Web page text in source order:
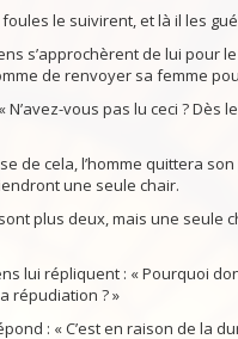
le suivirent, et là il les
s’approchèrent de lui pour
de renvoyer sa femme
N’avez-vous pas lu ceci ?
de cela, l’homme quittera
une seule chair.
plus deux, mais une seule
lui répliquent : « Pourquoi
répudiation ? »
: « C’est en raison de la